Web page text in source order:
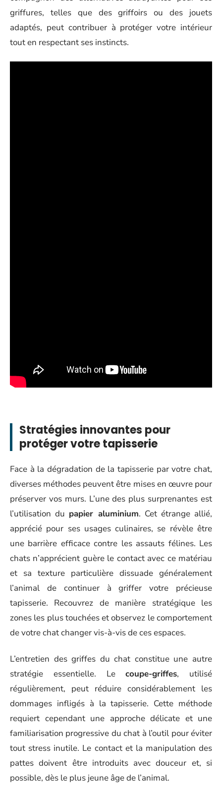
griffures, telles que des griffoirs ou des jouets
adaptés, peut contribuer à protéger votre intérieur
tout en respectant ses instincts.
Stratégies innovantes pour
protéger votre tapisserie
Face à la dégradation de la tapisserie par votre chat,
diverses méthodes peuvent être mises en œuvre pour
préserver vos murs. L’une des plus surprenantes est
l’utilisation du papier aluminium. Cet étrange allié,
apprécié pour ses usages culinaires, se révèle être
une barrière efficace contre les assauts félines. Les
chats n’apprécient guère le contact avec ce matériau
et sa texture particulière dissuade généralement
l’animal de continuer à griffer votre précieuse
tapisserie. Recouvrez de manière stratégique les
zones les plus touchées et observez le comportement
de votre chat changer vis-à-vis de ces espaces.
L’entretien des griffes du chat constitue une autre
stratégie essentielle. Lecoupe-griffes, utilisé
régulièrement, peut réduire considérablement les
dommages infligés à la tapisserie. Cette méthode
requiert cependant une approche délicate et une
familiarisation progressive du chat à l’outil pour éviter
tout stress inutile. Le contact et la manipulation des
pattes doivent être introduits avec douceur et, si
possible, dès le plus jeune âge de l’animal.